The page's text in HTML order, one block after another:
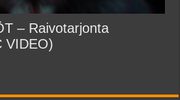
– Raivotarjonta
VIDEO)